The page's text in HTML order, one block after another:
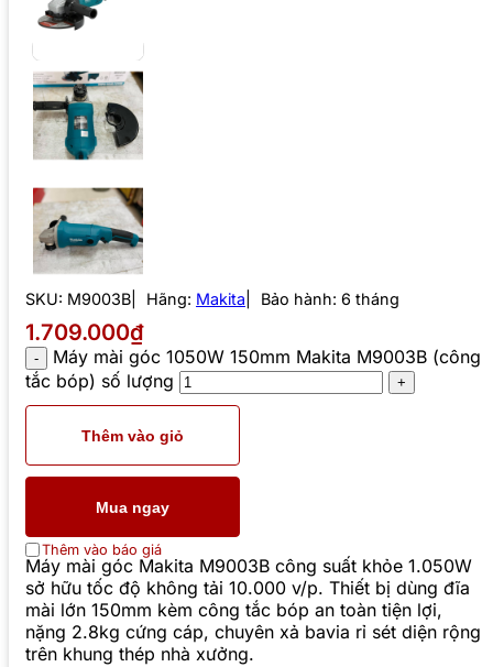
SKU: M9003B Hãng: Makita Bảo hành: 6 tháng
1.709.000₫
Máy mài góc 1050W 150mm Makita M9003B (công
tắc bóp) số lượng
Thêm vào giỏ
Mua ngay
Thêm vào báo giá
Máy mài góc Makita M9003B công suất khỏe 1.050W
sở hữu tốc độ không tải 10.000 v/p. Thiết bị dùng đĩa
mài lớn 150mm kèm công tắc bóp an toàn tiện lợi,
nặng 2.8kg cứng cáp, chuyên xả bavia rỉ sét diện rộng
trên khung thép nhà xưởng.